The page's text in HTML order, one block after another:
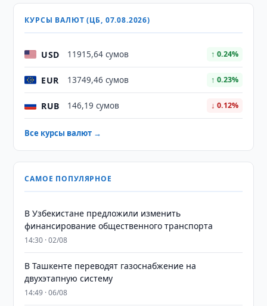
КУРСЫ ВАЛЮТ (ЦБ, 07.08.2026)
USD 11915,64 сумов ↑ 0.24%
EUR 13749,46 сумов ↑ 0.23%
RUB 146,19 сумов ↓ 0.12%
Все курсы валют →
САМОЕ ПОПУЛЯРНОЕ
В Узбекистане предложили изменить
финансирование общественного транспорта
14:30 · 02/08
В Ташкенте переводят газоснабжение на
двухэтапную систему
14:49 · 06/08